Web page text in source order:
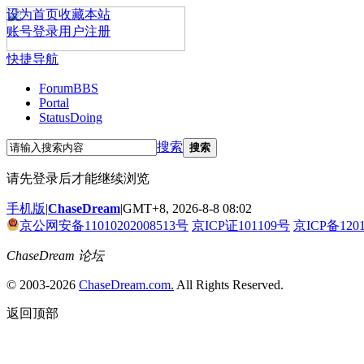
设为首页收藏本站
账号登录用户注册
快捷导航
ForumBBS
Portal
StatusDoing
搜索 搜索
请先登录后才能继续浏览
手机版|ChaseDream|GMT+8, 2026-8-8 08:02
京公网安备11010202008513号 京ICP证101109号 京ICP备
ChaseDream 论坛
© 2003-2026 ChaseDream.com. All Rights Reserved.
返回顶部